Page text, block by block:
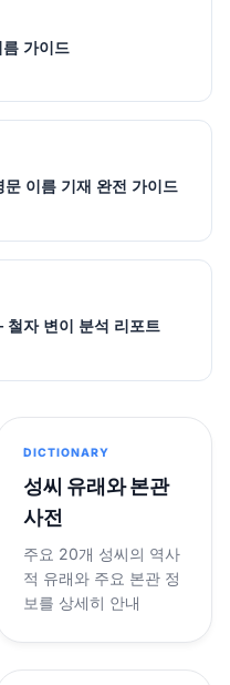
름 가이드
이름 기재 완전 가이드
자 변이 분석 리포트
DICTIONARY
성씨 유래와 본관
사전
주요 20개 성씨의 역사
적 유래와 주요 본관 정
보를 상세히 안내